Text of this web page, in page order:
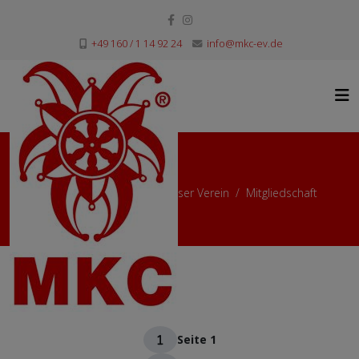
+49 160 / 1 14 92 24 info@mkc-ev.de
Mitglied werden
Aktuelle Seite: Startseite Unser Verein
Mitgliedschaft
Mitglied werden
Seite 1